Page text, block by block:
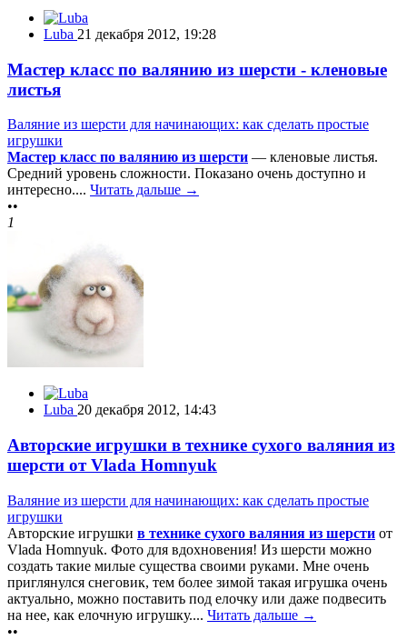
Luba 21 декабря 2012, 19:28
Мастер класс по валянию из шерсти - кленовые
листья
Валяние из шерсти для начинающих: как сделать простые
игрушки
Мастер класс по валянию из шерсти — кленовые листья.
Средний уровень сложности. Показано очень доступно и
интересно.... Читать дальше →
••
1
Luba 20 декабря 2012, 14:43
Авторские игрушки в технике сухого валяния из
шерсти от Vlada Homnyuk
Валяние из шерсти для начинающих: как сделать простые
игрушки
Авторские игрушки в технике сухого валяния из шерсти от
Vlada Homnyuk. Фото для вдохновения! Из шерсти можно
создать такие милые существа своими руками. Мне очень
приглянулся снеговик, тем более зимой такая игрушка очень
актуально, можно поставить под елочку или даже подвесить
на нее, как елочную игрушку.... Читать дальше →
••